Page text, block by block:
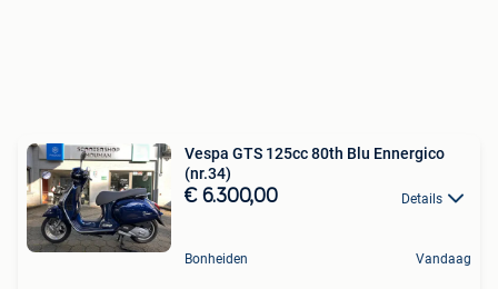
Vespa GTS 125cc 80th Blu Ennergico
(nr.34)
€ 6.300,00 Details
Bonheiden Vandaag